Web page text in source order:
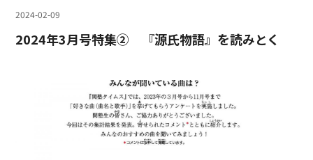
2024-02-09
2024年3月号特集② 『源氏物語』を読みとく